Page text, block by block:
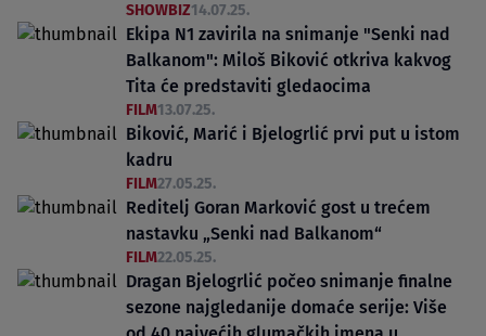
SHOWBIZ14.07.25.
Ekipa N1 zavirila na snimanje "Senki nad
Balkanom": Miloš Biković otkriva kakvog
Tita će predstaviti gledaocima
FILM13.07.25.
Biković, Marić i Bjelogrlić prvi put u istom
kadru
FILM27.05.25.
Reditelj Goran Marković gost u trećem
nastavku „Senki nad Balkanom“
FILM22.05.25.
Dragan Bjelogrlić počeo snimanje finalne
sezone najgledanije domaće serije: Više